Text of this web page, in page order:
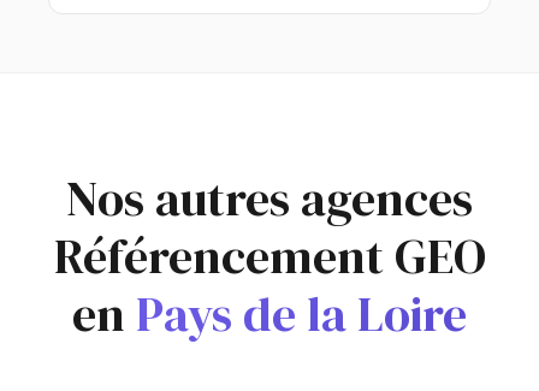
Nos autres agences
Référencement GEO
en Pays de la Loire